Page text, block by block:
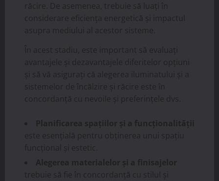
răcire. De asemenea, trebuie să luați în
considerare eficiența energetică și impactul
asupra mediului al acestor sisteme.
În acest stadiu, este important să evaluați
avantajele și dezavantajele diferitelor opțiuni
și să vă asigurați că alegerea iluminatului și a
sistemelor de încălzire și răcire este în
concordanță cu nevoile și preferințele dvs.
Planificarea spațiilor și a funcționalității
este esențială pentru obținerea unui spațiu
funcțional și estetic.
Alegerea materialelor și a finisajelor
trebuie să fie în concordanță cu stilul și